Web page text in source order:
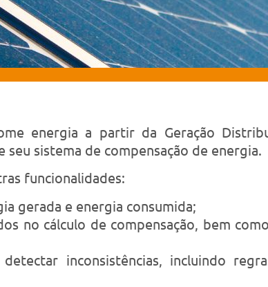
energia a partir da Geração
sistema de compensação de energia.
funcionalidades:
gerada e energia consumida;
no cálculo de compensação, bem
inconsistências, incluindo